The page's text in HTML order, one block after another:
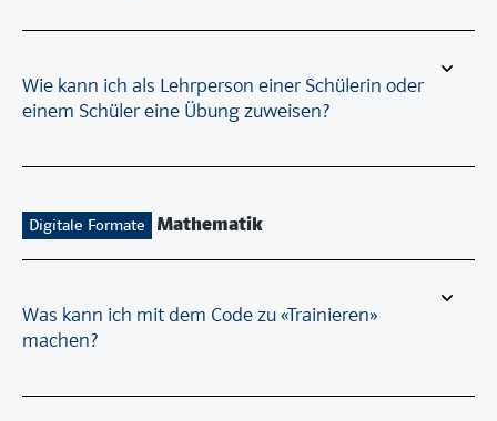
Wie kann ich als Lehrperson einer Schülerin oder
einem Schüler eine Übung zuweisen?
Digitale Formate Mathematik
Was kann ich mit dem Code zu «Trainieren»
machen?